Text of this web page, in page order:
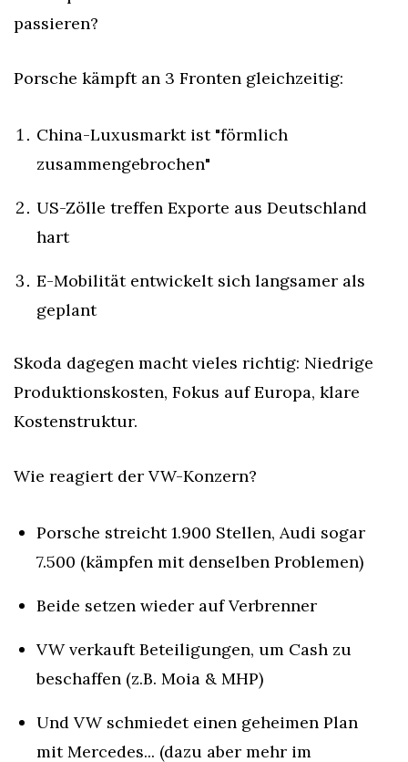
passieren?
Porsche kämpft an 3 Fronten gleichzeitig:
China-Luxusmarkt ist "förmlich
zusammengebrochen"
US-Zölle treffen Exporte aus Deutschland
hart
E-Mobilität entwickelt sich langsamer als
geplant
Skoda dagegen macht vieles richtig: Niedrige
Produktionskosten, Fokus auf Europa, klare
Kostenstruktur.
Wie reagiert der VW-Konzern?
Porsche streicht 1.900 Stellen, Audi sogar
7.500 (kämpfen mit denselben Problemen)
Beide setzen wieder auf Verbrenner
VW verkauft Beteiligungen, um Cash zu
beschaffen (z.B. Moia & MHP)
Und VW schmiedet einen geheimen Plan
mit Mercedes... (dazu aber mehr im